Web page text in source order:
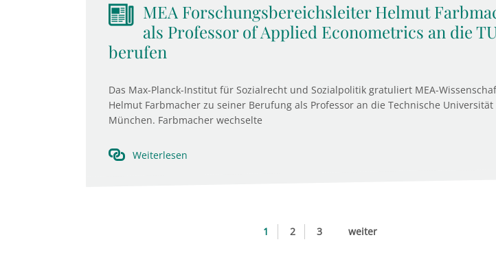
MEA Forschungsbereichsleiter Helmut
als Professor of Applied Econometrics an die
berufen
Das Max-Planck-Institut für Sozialrecht und Sozialpolitik gratuliert MEA-
Helmut Farbmacher zu seiner Berufung als Professor an die Technische Universität
München. Farbmacher wechselte
Weiterlesen
1 2 3 weiter